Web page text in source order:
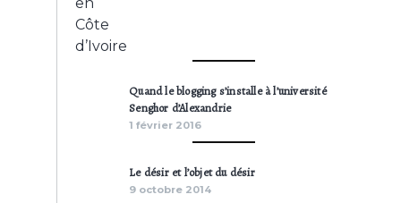
Quand le blogging s’installe à l’université
Senghor d’Alexandrie
1 février 2016
Le désir et l’objet du désir
9 octobre 2014